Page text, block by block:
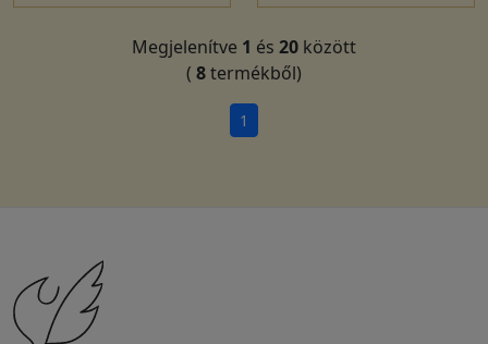
Megjelenítve 1 és 20 között
( 8termékből)
1